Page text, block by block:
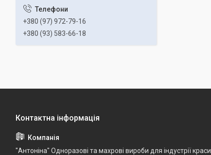
+380 (97) 972-79-16
+380 (93) 583-66-18
"Антоніна" Одноразові та махрові вироби для індустрії краси